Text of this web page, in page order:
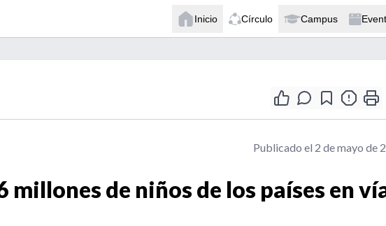
Inicio Círculo Campus
Publicado el 2 de mayo de
de niños de los países en